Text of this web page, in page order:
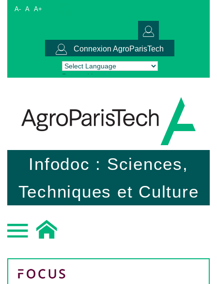
A- A A+
Connexion AgroParisTech
Powered by Translate
Infodoc : Sciences,
Techniques et Culture